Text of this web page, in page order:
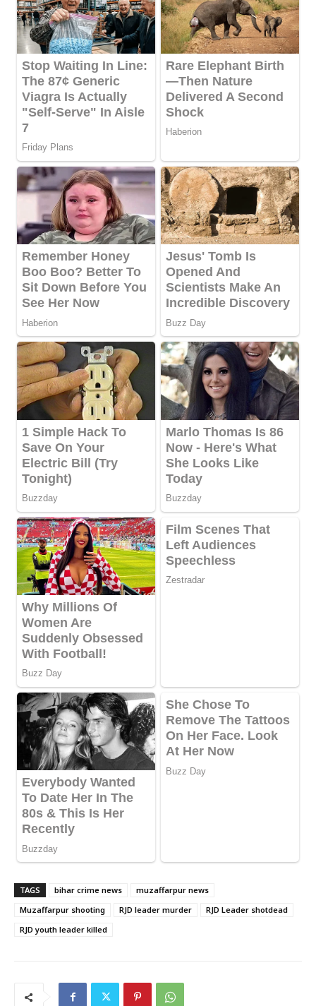
TAGS bihar crime news
muzaffarpur news
Muzaffarpur shooting
RJD leader murder
RJD Leader shotdead
RJD youth leader killed